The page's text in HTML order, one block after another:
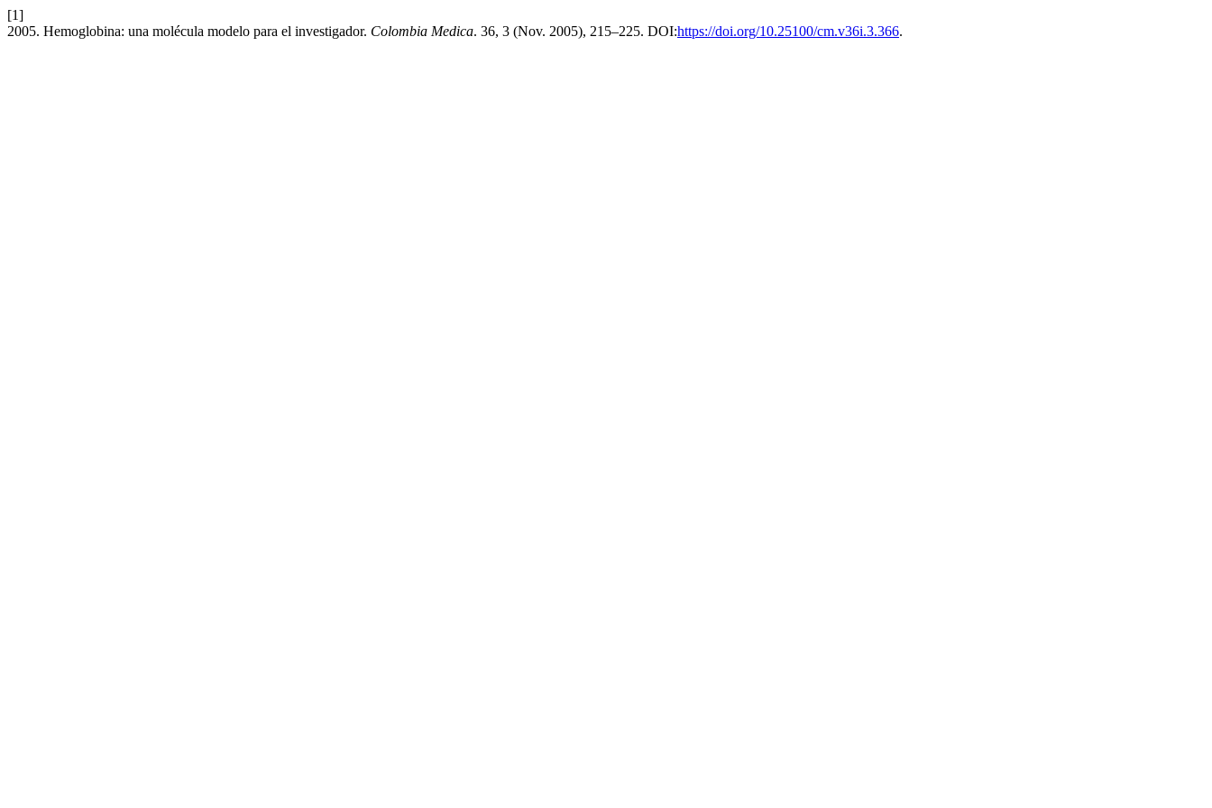
[1]
2005. Hemoglobina: una molécula modelo para el investigador. Colombia Medica. 36, 3 (Nov. 2005), 215–225. DOI:https://doi.org/10.25100/cm.v36i.3.366.